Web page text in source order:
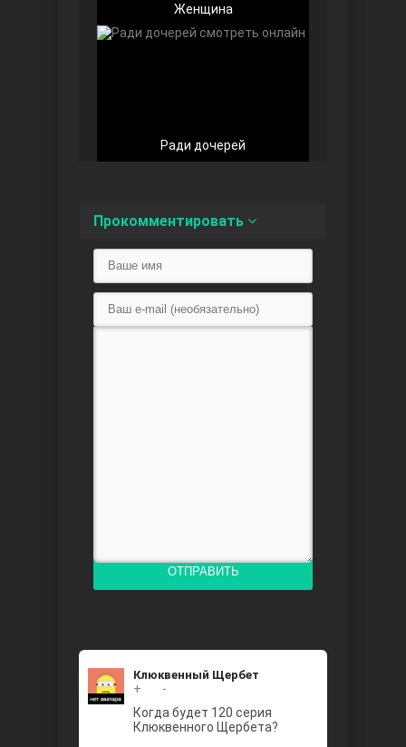
Женщина
Ради дочерей
Прокомментировать
ОТПРАВИТЬ
Клюквенный Щербет
+
-
Когда будет 120 серия
Клюквенного Щербета?